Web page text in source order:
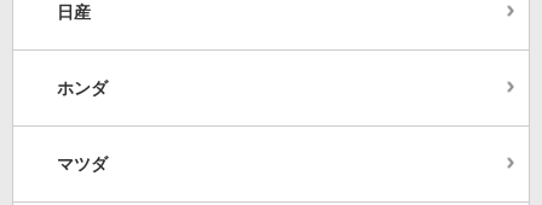
日産
ホンダ
マツダ